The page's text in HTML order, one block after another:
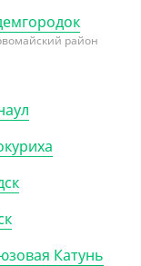
к контейнеру
плоская
район
Катунь